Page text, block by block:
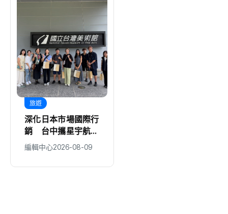
旅遊
深化日本市場國際行
銷 台中攜星宇航空
邀KOL踩線推廣中台
編輯中心2026-08-09